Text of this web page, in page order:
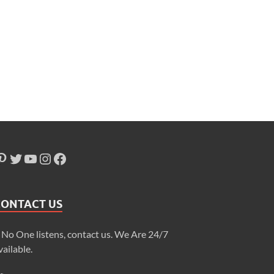
US
One listens, contact us. We Are 24/7